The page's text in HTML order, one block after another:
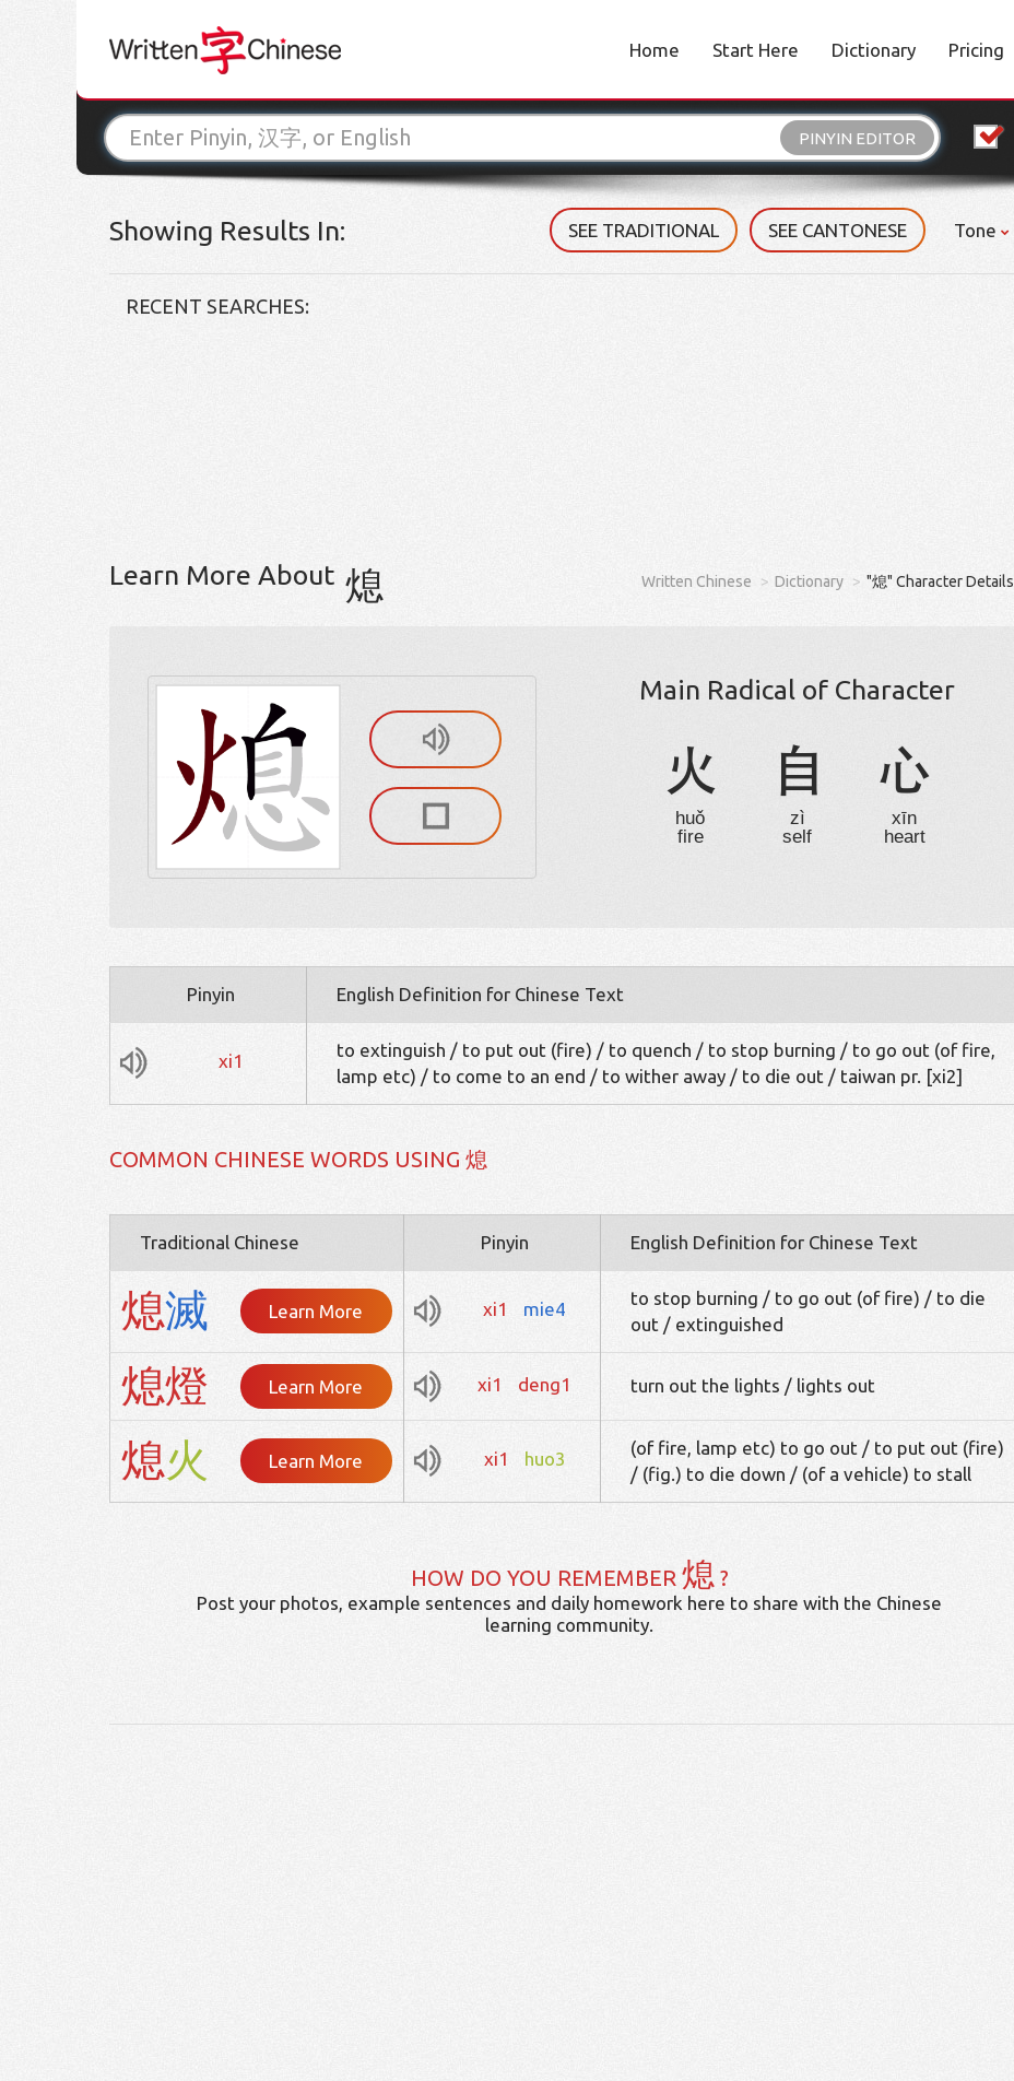
Home Start Here Dictionary Pricing
PINYIN EDITOR
Showing Results In: SEE TRADITIONAL SEE CANTONESE Tone
RECENT SEARCHES:
Learn More About 熄 Written Chinese Dictionary "熄" Character Details
Main Radical of Character
火
huǒ
fire
自
zì
self
心
xīn
heart
Pinyin English Definition for Chinese Text
xi1
to extinguish / to put out (fire) / to quench / to stop burning / to go out (of fire,
lamp etc) / to come to an end / to wither away / to die out / taiwan pr. [xi2]
COMMON CHINESE WORDS USING 熄
Traditional Chinese Pinyin English Definition for Chinese Text
熄滅 Learn More xi1 mie4
to stop burning / to go out (of fire) / to die
out / extinguished
熄燈 Learn More xi1 deng1 turn out the lights / lights out
熄火 Learn More xi1 huo3
(of fire, lamp etc) to go out / to put out (fire)
/ (fig.) to die down / (of a vehicle) to stall
HOW DO YOU REMEMBER 熄 ?
Post your photos, example sentences and daily homework here to share with the Chinese
learning community.